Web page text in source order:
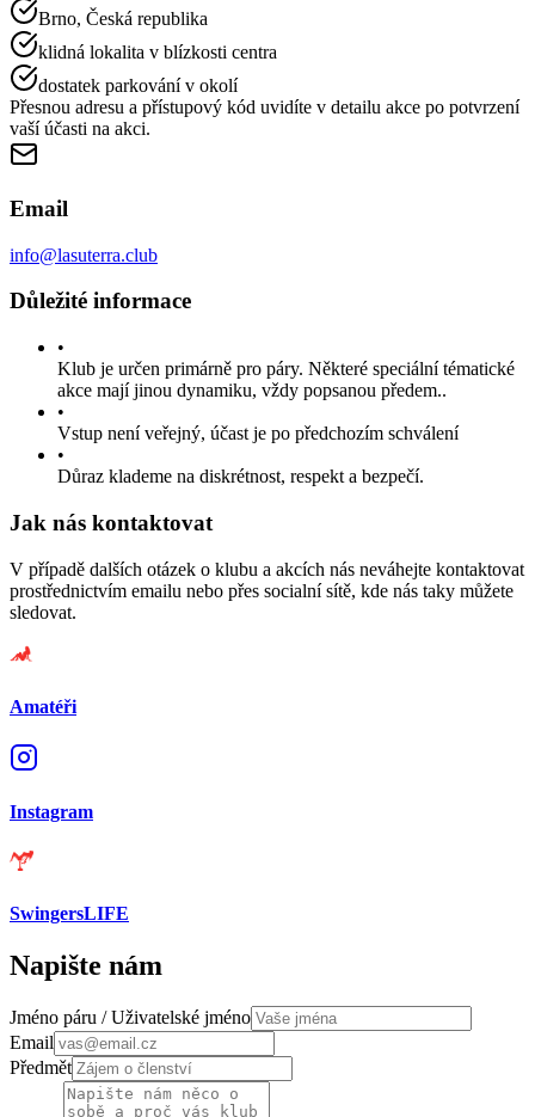
Brno, Česká republika
klidná lokalita v blízkosti centra
dostatek parkování v okolí
Přesnou adresu a přístupový kód uvidíte v detailu akce po potvrzení
vaší účasti na akci.
Email
info@lasuterra.club
Důležité informace
•
Klub je určen primárně pro páry. Některé speciální tématické
akce mají jinou dynamiku, vždy popsanou předem..
•
Vstup není veřejný, účast je po předchozím schválení
•
Důraz klademe na diskrétnost, respekt a bezpečí.
Jak nás kontaktovat
V případě dalších otázek o klubu a akcích nás neváhejte kontaktovat
prostřednictvím emailu nebo přes socialní sítě, kde nás taky můžete
sledovat.
Amatéři
Instagram
SwingersLIFE
Napište nám
Jméno páru / Uživatelské jméno
Email
Předmět